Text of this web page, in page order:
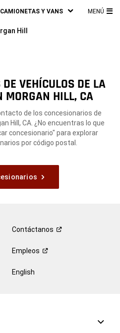
CAMIONETAS Y VANS MENÚ
Hill
VEHÍCULOS DE LA
MORGAN HILL, CA
de los concesionarios de
Hill, CA. ¿No encuentras lo que
concesionario" para explorar
por código postal.
Contáctanos
Empleos
English